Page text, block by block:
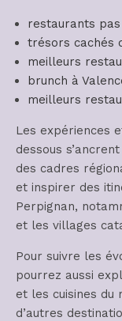
restaurants
trésors cachés
meilleurs
brunch à
meilleurs
Les expériences
dessous
des cadres
et inspirer des
Perpignan,
et les villages
Pour suivre les
pourrez aussi
et les cuisines du
d’autres